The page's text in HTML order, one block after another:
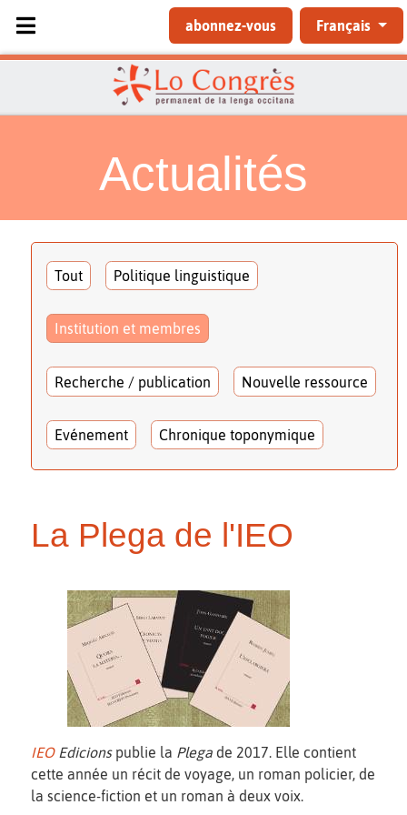
Sélectionnez votre langue
abonnez-vous Français
Actualités
Tout Politique linguistique
Institution et membres
Recherche / publication Nouvelle ressource
Evénement Chronique toponymique
La Plega de l'IEO
IEOEdicionspublie la Plega de 2017. Elle contient
cette année un récit de voyage, un roman policier, de
la science-fiction et un roman à deux voix.